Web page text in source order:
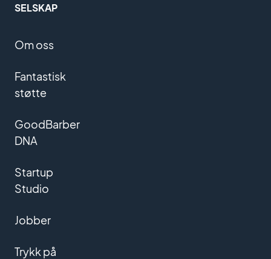
SELSKAP
Om oss
Fantastisk
støtte
GoodBarber
DNA
Startup
Studio
Jobber
Trykk på